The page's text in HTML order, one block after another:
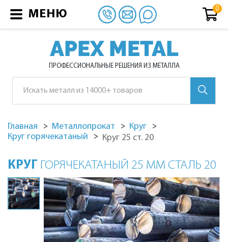
APEX METAL
ПРОФЕССИОНАЛЬНЫЕ РЕШЕНИЯ ИЗ МЕТАЛЛА
Главная Металлопрокат
Круг
Круг горячекатаный
Круг 25 ст. 20
КРУГ ГОРЯЧЕКАТАНЫЙ 25 ММ СТАЛЬ 20
МЕНЮ